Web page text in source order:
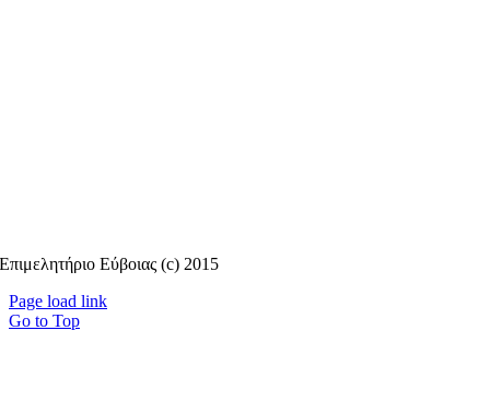
Επιμελητήριο Εύβοιας (c) 2015
Page load link
Go to Top